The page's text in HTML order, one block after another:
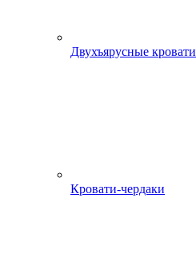
Двухъярусные кровати
Кровати-чердаки